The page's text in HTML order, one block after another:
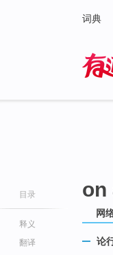
词典
目录
释义
翻译
on
网
论